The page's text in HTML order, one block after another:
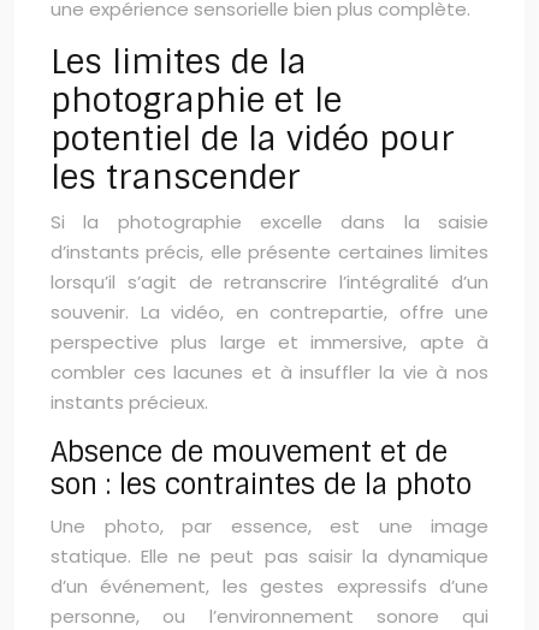
une expérience sensorielle bien plus complète.
Les limites de la
photographie et le
potentiel de la vidéo pour
les transcender
Si la photographie excelle dans la saisie
d’instants précis, elle présente certaines limites
lorsqu’il s’agit de retranscrire l’intégralité d’un
souvenir. La vidéo, en contrepartie, offre une
perspective plus large et immersive, apte à
combler ces lacunes et à insuffler la vie à nos
instants précieux.
Absence de mouvement et de
son : les contraintes de la photo
Une photo, par essence, est une image
statique. Elle ne peut pas saisir la dynamique
d’un événement, les gestes expressifs d’une
personne, ou l’environnement sonore qui